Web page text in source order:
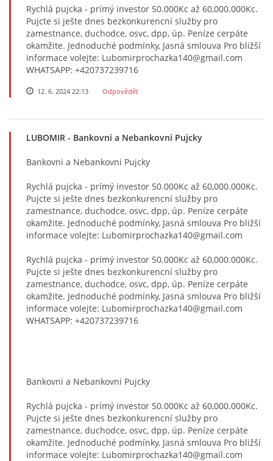
Rychlá pujcka - prímý investor 50.000Kc až 60,000.000Kc.
Pujcte si ješte dnes bezkonkurencní služby pro
zamestnance, duchodce, osvc, dpp, úp. Peníze cerpáte
okamžite. Jednoduché podmínky, Jasná smlouva Pro bližší
informace volejte: Lubomirprochazka140@gmail.com
WHATSAPP: +420737239716
12. 6. 2024 22:13 Odpovědět
LUBOMIR - Bankovni a Nebankovni Pujcky
Bankovni a Nebankovni Pujcky
Rychlá pujcka - prímý investor 50.000Kc až 60,000.000Kc.
Pujcte si ješte dnes bezkonkurencní služby pro
zamestnance, duchodce, osvc, dpp, úp. Peníze cerpáte
okamžite. Jednoduché podmínky, Jasná smlouva Pro bližší
informace volejte: Lubomirprochazka140@gmail.com
Rychlá pujcka - prímý investor 50.000Kc až 60,000.000Kc.
Pujcte si ješte dnes bezkonkurencní služby pro
zamestnance, duchodce, osvc, dpp, úp. Peníze cerpáte
okamžite. Jednoduché podmínky, Jasná smlouva Pro bližší
informace volejte: Lubomirprochazka140@gmail.com
WHATSAPP: +420737239716
Bankovni a Nebankovni Pujcky
Rychlá pujcka - prímý investor 50.000Kc až 60,000.000Kc.
Pujcte si ješte dnes bezkonkurencní služby pro
zamestnance, duchodce, osvc, dpp, úp. Peníze cerpáte
okamžite. Jednoduché podmínky, Jasná smlouva Pro bližší
informace volejte: Lubomirprochazka140@gmail.com